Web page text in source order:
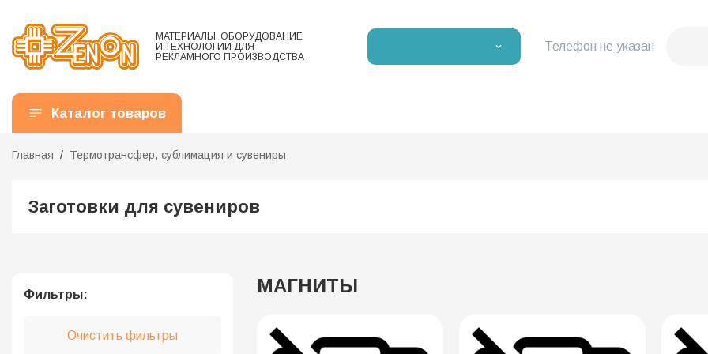
МАТЕРИАЛЫ, ОБОРУДОВАНИЕ
И ТЕХНОЛОГИИ ДЛЯ
РЕКЛАМНОГО ПРОИЗВОДСТВА
Телефон не указан
Каталог товаров
Главная Термотрансфер, сублимация и сувениры
Заготовки для сувениров
Фильтры:
Очистить фильтры
МАГНИТЫ